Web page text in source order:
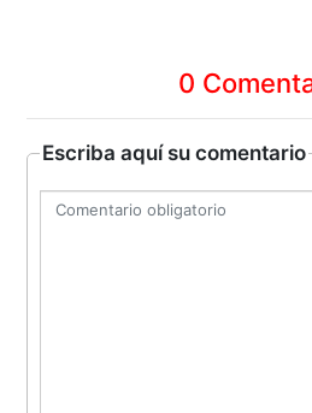
0
Escriba aquí su comentario